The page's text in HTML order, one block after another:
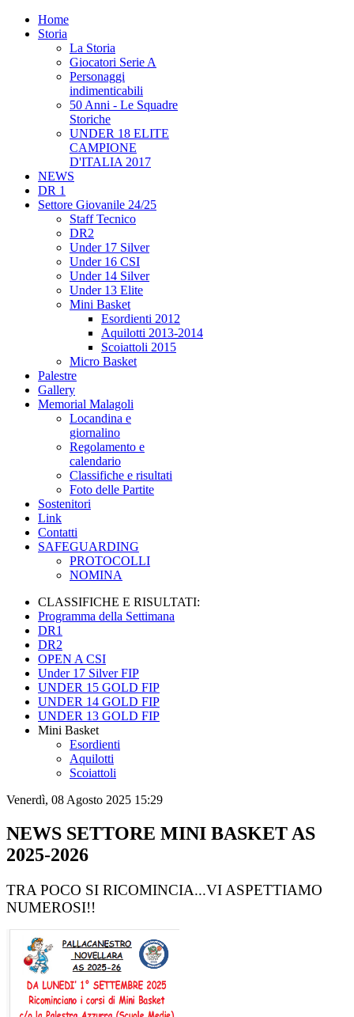
Home
Storia
La Storia
Giocatori Serie A
Personaggi
indimenticabili
50 Anni - Le Squadre
Storiche
UNDER 18 ELITE
CAMPIONE
D'ITALIA 2017
NEWS
DR 1
Settore Giovanile 24/25
Staff Tecnico
DR2
Under 17 Silver
Under 16 CSI
Under 14 Silver
Under 13 Elite
Mini Basket
Esordienti 2012
Aquilotti 2013-2014
Scoiattoli 2015
Micro Basket
Palestre
Gallery
Memorial Malagoli
Locandina e
giornalino
Regolamento e
calendario
Classifiche e risultati
Foto delle Partite
Sostenitori
Link
Contatti
SAFEGUARDING
PROTOCOLLI
NOMINA
CLASSIFICHE E RISULTATI:
Programma della Settimana
DR1
DR2
OPEN A CSI
Under 17 Silver FIP
UNDER 15 GOLD FIP
UNDER 14 GOLD FIP
UNDER 13 GOLD FIP
Mini Basket
Esordienti
Aquilotti
Scoiattoli
Venerdì, 08 Agosto 2025 15:29
NEWS SETTORE MINI BASKET AS
2025-2026
TRA POCO SI RICOMINCIA...VI ASPETTIAMO
NUMEROSI!!